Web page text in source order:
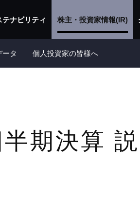
テナビリティ 株主・投資家情報(IR)
ータ 個人投資家の皆様へ
期決算